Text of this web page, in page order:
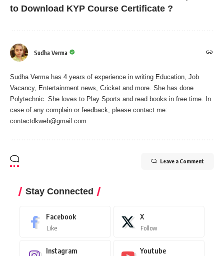
to Download KYP Course Certificate ?
Sudha Verma
Sudha Verma has 4 years of experience in writing Education, Job
Vacancy, Entertainment news, Cricket and more. She has done
Polytechnic. She loves to Play Sports and read books in free time. In
case of any complain or feedback, please contact me:
contactdkweb@gmail.com
Leave a Comment
Stay Connected
Facebook
Like
X
Follow
Instagram Youtube